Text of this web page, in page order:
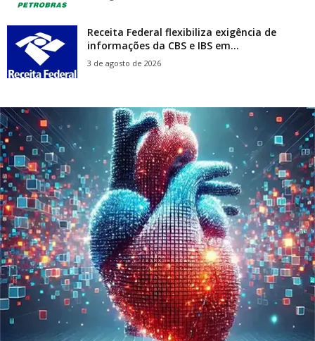
Receita Federal flexibiliza exigência de
informações da CBS e IBS em...
3 de agosto de 2026